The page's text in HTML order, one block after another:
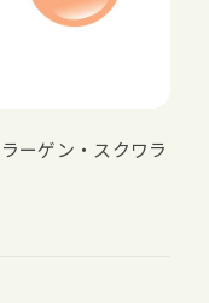
ーゲン・スクワラ